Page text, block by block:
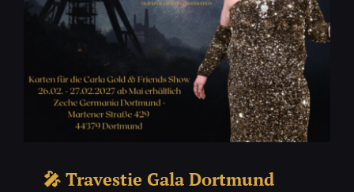
🎤 Travestie Gala Dortmund